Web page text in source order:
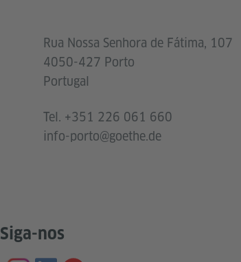
Rua Nossa Senhora de Fátima, 107
4050-427 Porto
Portugal
Tel. +351 226 061 660
info-porto@goethe.de
Siga-nos